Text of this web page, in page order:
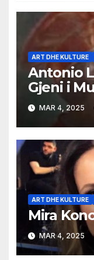
ART DHE KULTURE
Antonio
Gjeni i
MAR 4, 2025
ART DHE KULTURE
Mira
MAR 4, 2025